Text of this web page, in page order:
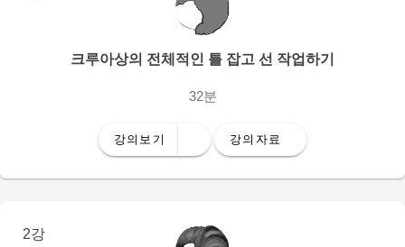
크루아상의 전체적인 틀 잡고 선 작업하기
32분
강의보기 강의자료
2강